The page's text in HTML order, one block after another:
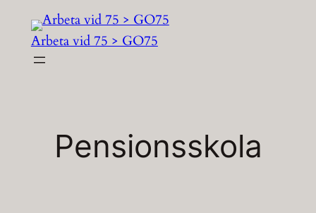
innehåll
Arbeta vid 75 > GO75
Pensionsskola